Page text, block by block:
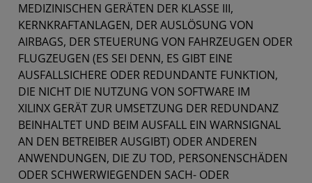
MEDIZINISCHEN GERÄTEN DER KLASSE III,
KERNKRAFTANLAGEN, DER AUSLÖSUNG VON
AIRBAGS, DER STEUERUNG VON FAHRZEUGEN ODER
FLUGZEUGEN (ES SEI DENN, ES GIBT EINE
AUSFALLSICHERE ODER REDUNDANTE FUNKTION,
DIE NICHT DIE NUTZUNG VON SOFTWARE IM
XILINX GERÄT ZUR UMSETZUNG DER REDUNDANZ
BEINHALTET UND BEIM AUSFALL EIN WARNSIGNAL
AN DEN BETREIBER AUSGIBT) ODER ANDEREN
ANWENDUNGEN, DIE ZU TOD, PERSONENSCHÄDEN
ODER SCHWERWIEGENDEN SACH- ODER